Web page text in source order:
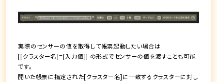
実際のセンサーの値を取得して帳票起動したい場合は
[[クラスター名]=[入力値]] の形式でセンサーの値を渡すことも可能
です。
開いた帳票に指定された[クラスター名]に一致するクラスターに対し